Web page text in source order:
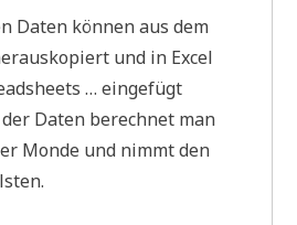
Daten können aus dem
und in Excel
… eingefügt
Daten berechnet man
Monde und nimmt den